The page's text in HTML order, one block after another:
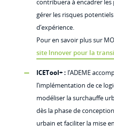
contribuera à encadrer
gérer les risques
d’expérience.
Pour en savoir plus sur
site Innover pour la
ICETool+ : l’ADEME
l’implémentation de ce
modéliser la surchauffe
dès la phase de
urbain et faciliter la mise